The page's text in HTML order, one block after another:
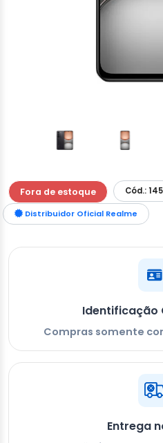
Fora de estoque Cód.:
Distribuidor Oficial Realme
Identificação
Compras somente
Entrega